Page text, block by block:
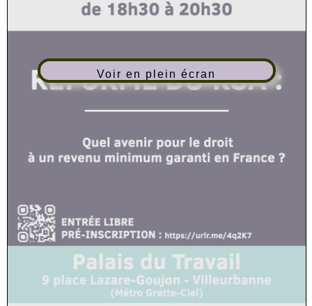
Voir en plein écran